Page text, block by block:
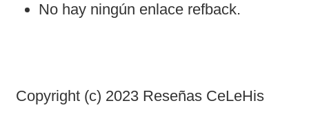
No hay ningún enlace refback.
Copyright (c) 2023 Reseñas CeLeHis